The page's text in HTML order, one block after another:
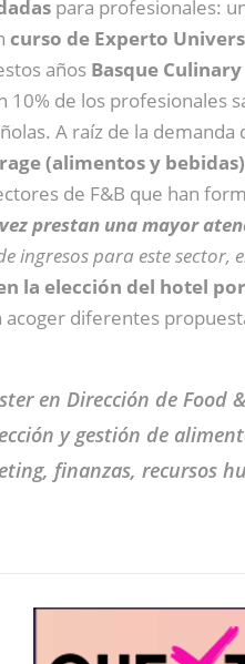
para profesionales:
curso de Experto
años Basque
10% de los profesionales
A raíz de la
(alimentos y
de F&B que han
prestan una mayor
ingresos para este sector,
la elección del hotel
diferentes
en Dirección de Food
y gestión de
finanzas, recursos